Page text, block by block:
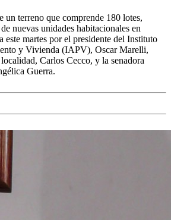
un terreno que comprende 180 lotes,
nuevas unidades habitacionales en
este martes por el presidente del Instituto
y Vivienda (IAPV), Oscar Marelli,
Carlos Cecco, y la senadora
Guerra.